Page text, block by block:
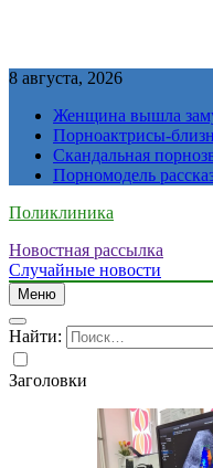
8 августа, 2026
Женщина вышла
Порноактрисы-
Скандальная
Порномодель
Поликлиника
Новостная рассылка
Случайные новости
Меню
Найти:
Заголовки